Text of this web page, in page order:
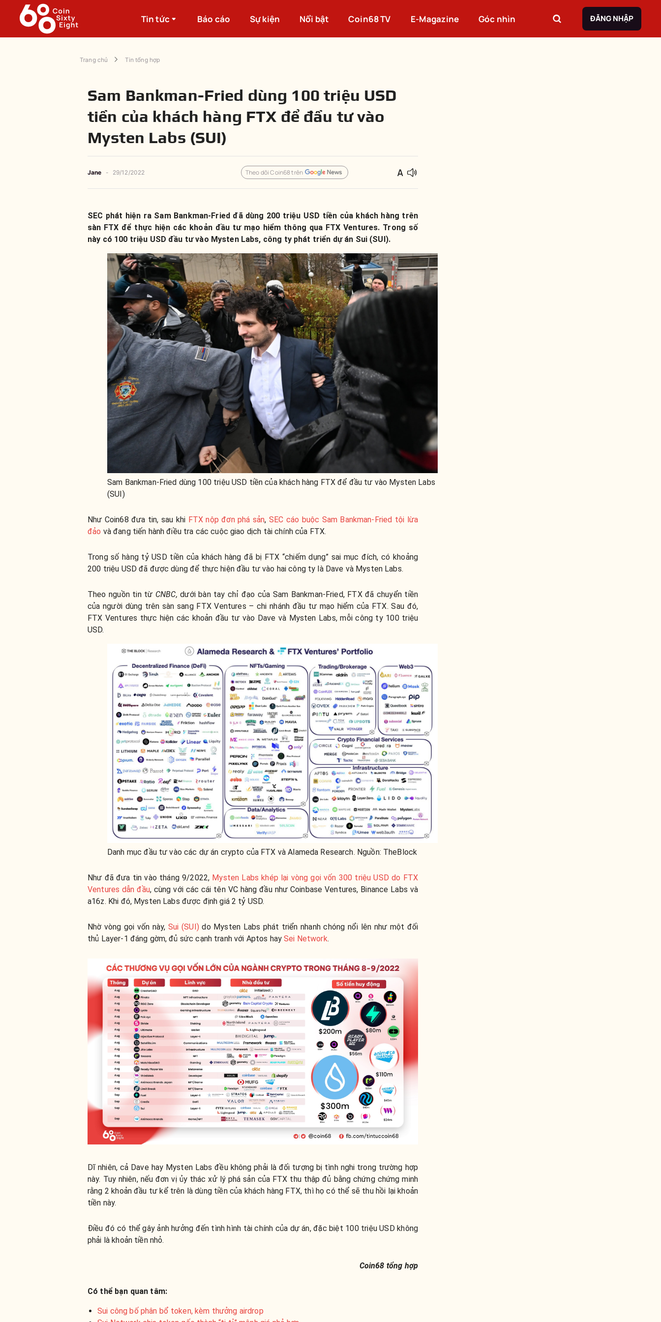
Tin tức Báo cáo Sự kiện Nổi bật Coin68 TV E-Magazine Góc nhìn ĐĂNG NHẬP
Trang chủ Tin tổng hợp
Sam Bankman-Fried dùng 100 triệu USD
tiền của khách hàng FTX để đầu tư vào
Mysten Labs (SUI)
Jane - 29/12/2022 Theo dõi Coin68 trên
SEC phát hiện ra Sam Bankman-Fried đã dùng 200 triệu USD tiền của khách hàng trên
sàn FTX để thực hiện các khoản đầu tư mạo hiểm thông qua FTX Ventures. Trong số
này có 100 triệu USD đầu tư vào Mysten Labs, công ty phát triển dự án Sui (SUI).
Sam Bankman-Fried dùng 100 triệu USD tiền của khách hàng FTX để đầu tư vào Mysten Labs
(SUI)
Như Coin68 đưa tin, sau khi FTX nộp đơn phá sản, SEC cáo buộc Sam Bankman-Fried tội lừa
đảo và đang tiến hành điều tra các cuộc giao dịch tài chính của FTX.
Trong số hàng tỷ USD tiền của khách hàng đã bị FTX “chiếm dụng” sai mục đích, có khoảng
200 triệu USD đã được dùng để thực hiện đầu tư vào hai công ty là Dave và Mysten Labs.
Theo nguồn tin từ CNBC, dưới bàn tay chỉ đạo của Sam Bankman-Fried, FTX đã chuyển tiền
của người dùng trên sàn sang FTX Ventures – chi nhánh đầu tư mạo hiểm của FTX. Sau đó,
FTX Ventures thực hiện các khoản đầu tư vào Dave và Mysten Labs, mỗi công ty 100 triệu
USD.
Danh mục đầu tư vào các dự án crypto của FTX và Alameda Research. Nguồn: TheBlock
Như đã đưa tin vào tháng 9/2022, Mysten Labs khép lại vòng gọi vốn 300 triệu USD do FTX
Ventures dẫn đầu, cùng với các cái tên VC hàng đầu như Coinbase Ventures, Binance Labs và
a16z. Khi đó, Mysten Labs được định giá 2 tỷ USD.
Nhờ vòng gọi vốn này,Sui (SUI) do Mysten Labs phát triển nhanh chóng nổi lên như một đối
thủ Layer-1 đáng gờm, đủ sức cạnh tranh với Aptos haySei Network.
Dĩ nhiên, cả Dave hay Mysten Labs đều không phải là đối tượng bị tình nghi trong trường hợp
này. Tuy nhiên, nếu đơn vị ủy thác xử lý phá sản của FTX thu thập đủ bằng chứng chứng minh
rằng 2 khoản đầu tư kể trên là dùng tiền của khách hàng FTX, thì họ có thể sẽ thu hồi lại khoản
tiền này.
Điều đó có thể gây ảnh hưởng đến tình hình tài chính của dự án, đặc biệt 100 triệu USD không
phải là khoản tiền nhỏ.
Coin68 tổng hợp
Có thể bạn quan tâm:
Sui công bố phân bổ token, kèm thưởng airdrop